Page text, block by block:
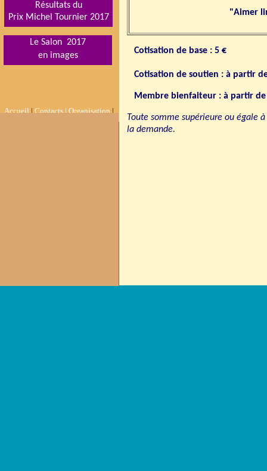
"Aimer
Cotisation de base : 5 €
Cotisation de soutien : à partir
Membre bienfaiteur : à partir de
Toute somme supérieure ou égale
la demande.
Accueil | Contacts | Organisation |
Le Salon 2017
en images
Résultats du
Prix Michel Tournier 2017